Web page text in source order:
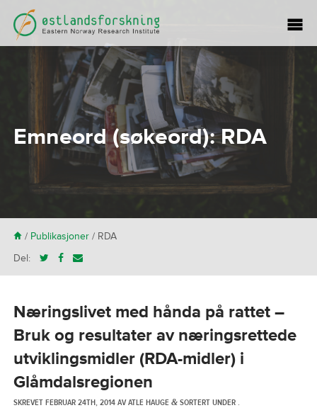
Emneord (søkeord):RDA
H/ Publikasjoner/ RDA
Del:
Næringslivet med hånda på rattet –
Bruk og resultater av næringsrettede
utviklingsmidler (RDA-midler) i
Glåmdalsregionen
SKREVETFEBRUAR 24TH, 2014AVATLE HAUGE &SORTERT UNDER .